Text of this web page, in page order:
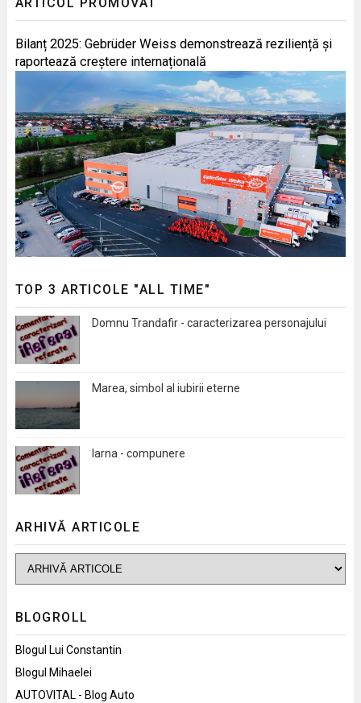
Bilanț 2025: Gebrüder Weiss demonstrează reziliență și
raportează creștere internațională
TOP 3 ARTICOLE "ALL TIME"
Domnu Trandafir - caracterizarea personajului
Marea, simbol al iubirii eterne
Iarna - compunere
ARHIVĂ ARTICOLE
BLOGROLL
Blogul Lui Constantin
Blogul Mihaelei
AUTOVITAL - Blog Auto